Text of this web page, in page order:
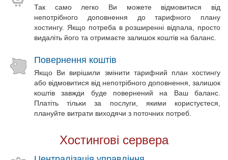
Так само легко Ви можете відмовитися від
непотрібного доповнення до тарифного плану
хостингу. Якщо потреба в розширенні відпала, просто
видаліть його та отримаєте залишок коштів на баланс.
Повернення коштів
Якщо Ви вирішили змінити тарифний план хостингу
або відмовитися від непотрібного доповнення, залишок
коштів завжди буде повернений на Ваш баланс.
Платіть тільки за послуги, якими користуєтеся,
плануйте витрати виходячи з поточних потреб.
Хостингові сервера